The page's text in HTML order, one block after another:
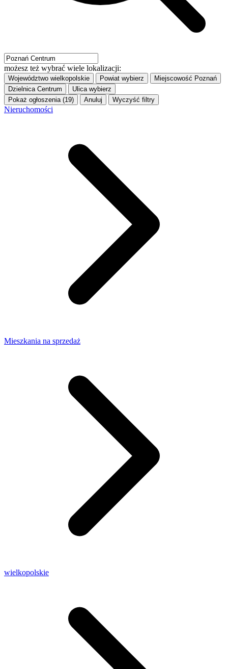
możesz też wybrać wiele lokalizacji:
Województwo wielkopolskie Powiat wybierz Miejscowość Poznań
Dzielnica Centrum Ulica wybierz
Pokaż ogłoszenia (19)
Anuluj Wyczyść filtry
Nieruchomości
Mieszkania na sprzedaż
wielkopolskie